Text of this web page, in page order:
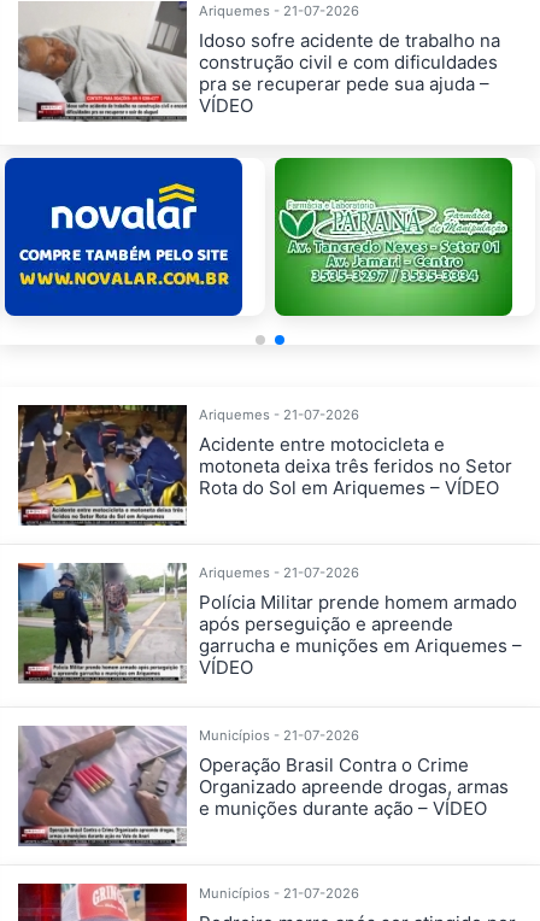
Ariquemes - 21-07-2026
Idoso sofre acidente de trabalho na
construção civil e com dificuldades
pra se recuperar pede sua ajuda –
VÍDEO
Ariquemes - 21-07-2026
Acidente entre motocicleta e
motoneta deixa três feridos no Setor
Rota do Sol em Ariquemes – VÍDEO
Ariquemes - 21-07-2026
Polícia Militar prende homem armado
após perseguição e apreende
garrucha e munições em Ariquemes –
VÍDEO
Municípios - 21-07-2026
Operação Brasil Contra o Crime
Organizado apreende drogas, armas
e munições durante ação – VÍDEO
Municípios - 21-07-2026